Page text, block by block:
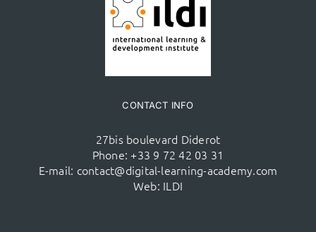
CONTACT INFO
27bis boulevard Diderot
Phone: +33 9 72 42 03 31
E-mail: contact@digital-learning-academy.com
Web: ILDI